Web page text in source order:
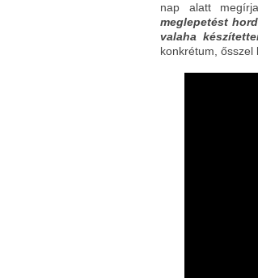
nap alatt
meglepetést
valaha
konkrétum, ősszel